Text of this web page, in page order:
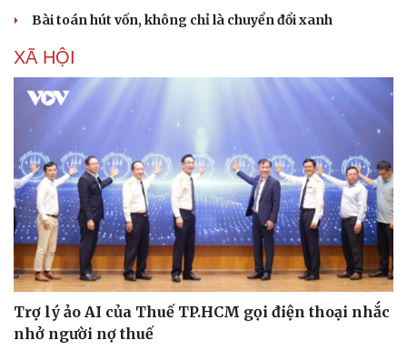
Du lịch
Tư vấn
Săn Tour
check-in
Câu chuyện thời sự
Đọc truyện đêm khuya
Cửa sổ tình yêu
Kể chuyện cho bé
Hạt giống tâm hồn
Bài toán hút vốn, không chỉ là chuyển đổi xanh
XÃ HỘI
Trợ lý ảo AI của Thuế TP.HCM gọi điện thoại nhắc
nhở người nợ thuế